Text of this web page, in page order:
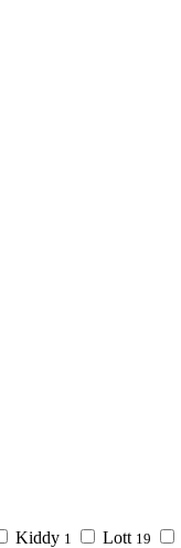
Kiddy 1 Lott 19